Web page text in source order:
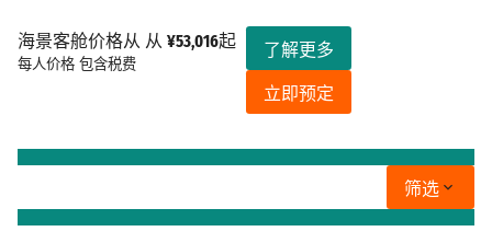
海景客舱价格从 从 ¥53,016起
每人价格 包含税费
了解更多
立即预定
筛选